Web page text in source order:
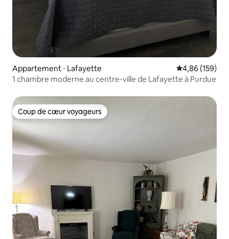
Appartement ⋅ Lafayette Évaluation
4,86 (159)
1 chambre moderne au centre-ville de Lafayette à Purdue
Coup de cœur voyageurs
Coup de cœur voyageurs